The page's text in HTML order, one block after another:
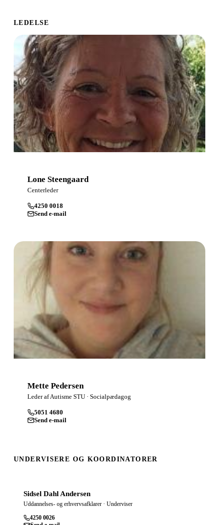
LEDELSE
Lone Steengaard
Centerleder
4250 0018
Send e-mail
Mette Pedersen
Leder af Autisme STU · Socialpædagog
5051 4680
Send e-mail
UNDERVISERE OG KOORDINATORER
Sidsel Dahl Andersen
Uddannelses- og erhvervsafklarer · Underviser
4250 0026